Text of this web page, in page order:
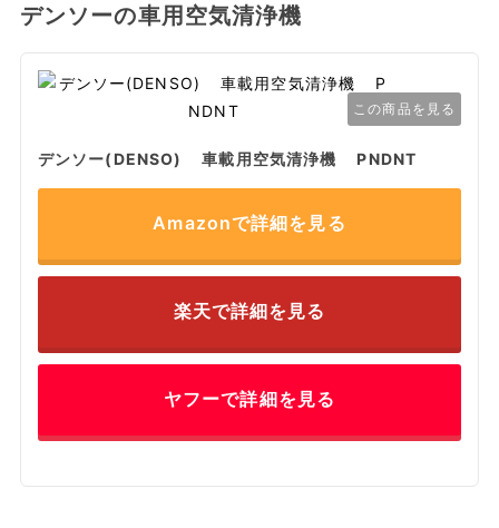
デンソーの車用空気清浄機
この商品を見る
デンソー(DENSO) 車載用空気清浄機 PNDNT
Amazonで詳細を見る
楽天で詳細を見る
ヤフーで詳細を見る